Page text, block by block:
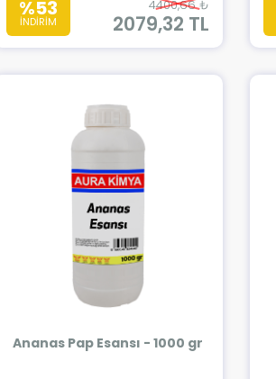
%53
İNDİRİM
4400,66 ₺
2079,32 TL
Ananas Pap Esansı - 1000 gr